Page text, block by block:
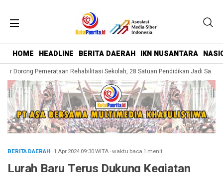
HOME HEADLINE BERITA DAERAH IKN NUSANTARA
Dorong Pemerataan Rehabilitasi Sekolah, 28 Satuan Pendidikan Jadi Sasaran
BERITA DAERAH· 1 Apr 202409:30WITA·waktu baca 1 menit